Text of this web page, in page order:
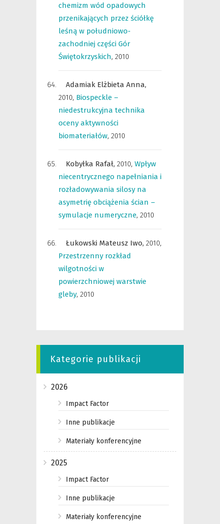
chemizm wód opadowych
przenikających przez ściółkę
leśną w południowo-
zachodniej części Gór
Świętokrzyskich, 2010
Adamiak Elżbieta Anna,
2010, Biospeckle –
niedestrukcyjna technika
oceny aktywności
biomateriałów, 2010
Kobyłka Rafał, 2010, Wpływ
niecentrycznego napełniania i
rozładowywania silosy na
asymetrię obciążenia ścian –
symulacje numeryczne, 2010
Łukowski Mateusz Iwo, 2010,
Przestrzenny rozkład
wilgotności w
powierzchniowej warstwie
gleby, 2010
Kategorie publikacji
2026
Impact Factor
Inne publikacje
Materiały konferencyjne
2025
Impact Factor
Inne publikacje
Materiały konferencyjne